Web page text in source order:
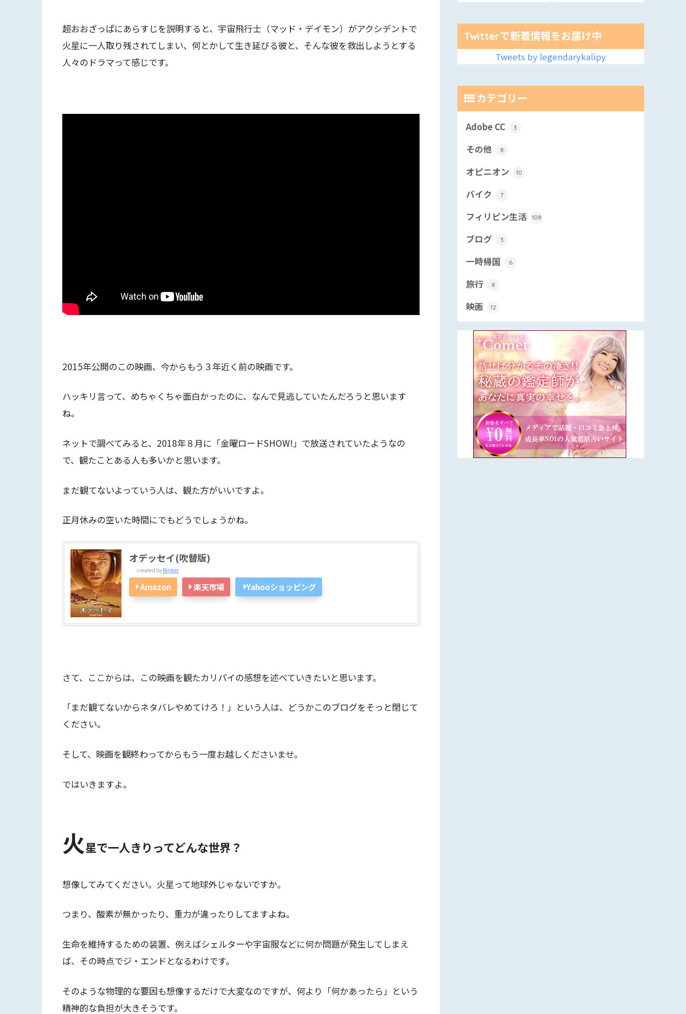
超おおざっぱにあらすじを説明すると、宇宙飛行士（マッド・デイモン）がアクシデントで
火星に一人取り残されてしまい、何とかして生き延びる彼と、そんな彼を救出しようとする
人々のドラマって感じです。
2015年公開のこの映画、今からもう３年近く前の映画です。
ハッキリ言って、めちゃくちゃ面白かったのに、なんで見逃していたんだろうと思います
ね。
ネットで調べてみると、2018年８月に「金曜ロードSHOW!」で放送されていたようなの
で、観たことある人も多いかと思います。
まだ観てないよっていう人は、観た方がいいですよ。
正月休みの空いた時間にでもどうでしょうかね。
オデッセイ(吹替版)
created by Rinker
Amazon 楽天市場 Yahooショッピング
さて、ここからは、この映画を観たカリパイの感想を述べていきたいと思います。
「まだ観てないからネタバレやめてけろ！」という人は、どうかこのブログをそっと閉じて
ください。
そして、映画を観終わってからもう一度お越しくださいませ。
ではいきますよ。
火星で一人きりってどんな世界？
想像してみてください。火星って地球外じゃないですか。
つまり、酸素が無かったり、重力が違ったりしてますよね。
生命を維持するための装置、例えばシェルターや宇宙服などに何か問題が発生してしまえ
ば、その時点でジ・エンドとなるわけです。
そのような物理的な要因も想像するだけで大変なのですが、何より「何かあったら」という
精神的な負担が大きそうです。
Twitterで新着情報をお届け中
Tweets by legendarykalipy
カテゴリー
Adobe CC 3
その他 8
オピニオン 10
バイク 7
フィリピン生活 108
ブログ 3
一時帰国 6
旅行 8
映画 12